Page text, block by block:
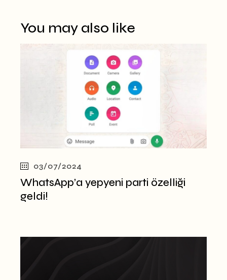
You may also like
03/07/2024
WhatsApp’a yepyeni parti özelliği
geldi!